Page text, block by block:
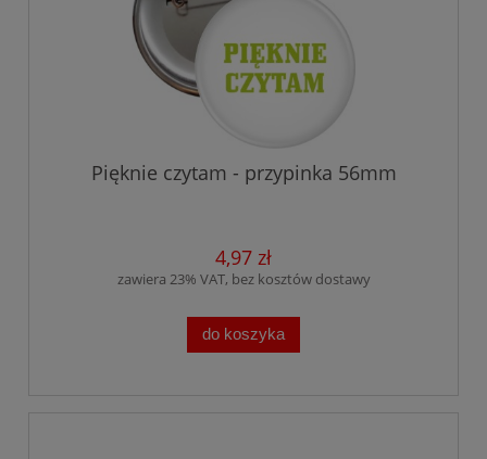
Pięknie czytam - przypinka 56mm
4,97 zł
zawiera 23% VAT, bez kosztów dostawy
do koszyka